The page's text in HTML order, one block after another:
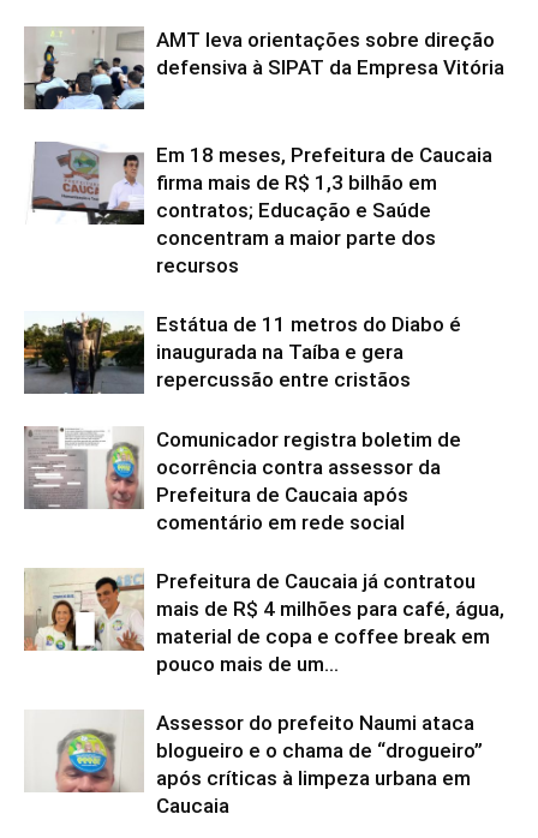
AMT leva orientações sobre direção
defensiva à SIPAT da Empresa Vitória
Em 18 meses, Prefeitura de Caucaia
firma mais de R$ 1,3 bilhão em
contratos; Educação e Saúde
concentram a maior parte dos
recursos
Estátua de 11 metros do Diabo é
inaugurada na Taíba e gera
repercussão entre cristãos
Comunicador registra boletim de
ocorrência contra assessor da
Prefeitura de Caucaia após
comentário em rede social
Prefeitura de Caucaia já contratou
mais de R$ 4 milhões para café, água,
material de copa e coffee break em
pouco mais de um...
Assessor do prefeito Naumi ataca
blogueiro e o chama de “drogueiro”
após críticas à limpeza urbana em
Caucaia